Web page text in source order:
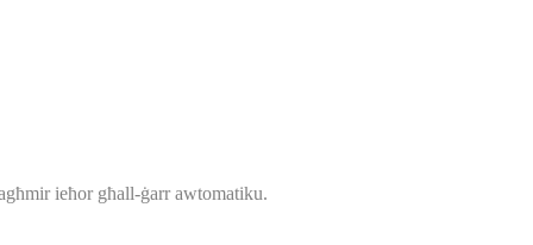
ieħor għall-ġarr awtomatiku.